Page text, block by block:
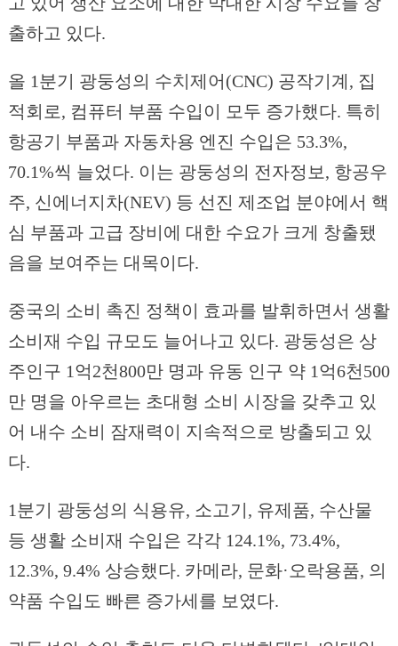
출하고 있다.
올 1분기 광둥성의 수치제어(CNC) 공작기계, 집
적회로, 컴퓨터 부품 수입이 모두 증가했다. 특히
항공기 부품과 자동차용 엔진 수입은 53.3%,
70.1%씩 늘었다. 이는 광둥성의 전자정보, 항공우
주, 신에너지차(NEV) 등 선진 제조업 분야에서 핵
심 부품과 고급 장비에 대한 수요가 크게 창출됐
음을 보여주는 대목이다.
중국의 소비 촉진 정책이 효과를 발휘하면서 생활
소비재 수입 규모도 늘어나고 있다. 광둥성은 상
주인구 1억2천800만 명과 유동 인구 약 1억6천500
만 명을 아우르는 초대형 소비 시장을 갖추고 있
어 내수 소비 잠재력이 지속적으로 방출되고 있
다.
1분기 광둥성의 식용유, 소고기, 유제품, 수산물
등 생활 소비재 수입은 각각 124.1%, 73.4%,
12.3%, 9.4% 상승했다. 카메라, 문화·오락용품, 의
약품 수입도 빠른 증가세를 보였다.